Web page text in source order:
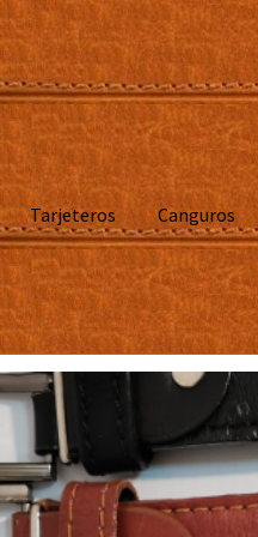
Tarjeteros Canguros